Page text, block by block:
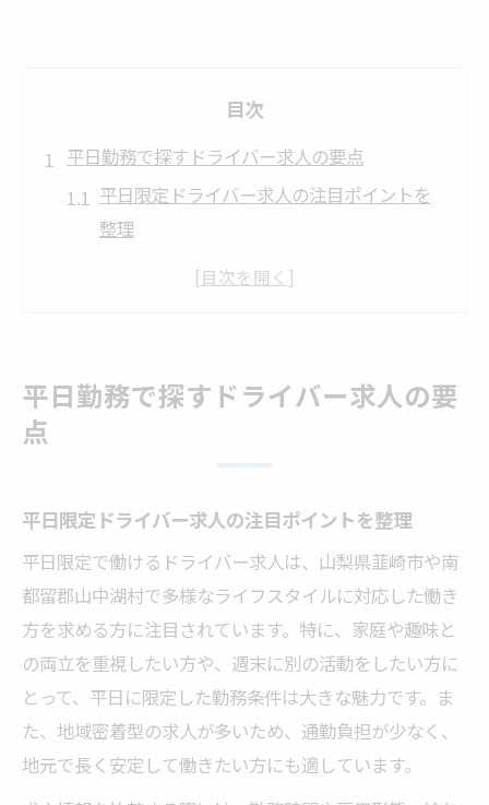
目次
平日勤務で探すドライバー求人の要点
平日限定ドライバー求人の注目ポイントを
整理
ドライバー業務で平日中心に働く利点とは
ゴルフ用語としてのドライバーとの違いも
確認
山梨県韮崎市で注目のドライバー平日求人
韮崎市で平日ドライバー求人が人気の理由
地元で見つかる平日ドライバー求人の特徴
韮崎市のドライバー求人を平日で選ぶコツ
中古や最新ドライバー情報も求人探しに活
用
韮崎市の平日ドライバー求人に多い条件と
は
平日勤務で探すドライバー求人の要
点
平日限定ドライバー求人の注目ポイントを整理
平日限定で働けるドライバー求人は、山梨県韮崎市や南
都留郡山中湖村で多様なライフスタイルに対応した働き
方を求める方に注目されています。特に、家庭や趣味と
の両立を重視したい方や、週末に別の活動をしたい方に
とって、平日に限定した勤務条件は大きな魅力です。ま
た、地域密着型の求人が多いため、通勤負担が少なく、
地元で長く安定して働きたい方にも適しています。